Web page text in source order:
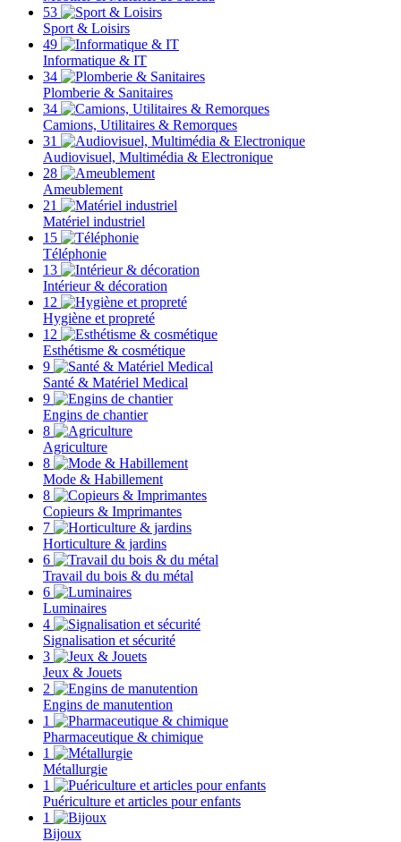
53
Sport & Loisirs
49
Informatique & IT
34
Plomberie & Sanitaires
34
Camions, Utilitaires & Remorques
31
Audiovisuel, Multimédia & Electronique
28
Ameublement
21
Matériel industriel
15
Téléphonie
13
Intérieur & décoration
12
Hygiène et propreté
12
Esthétisme & cosmétique
9
Santé & Matériel Medical
9
Engins de chantier
8
Agriculture
8
Mode & Habillement
8
Copieurs & Imprimantes
7
Horticulture & jardins
6
Travail du bois & du métal
6
Luminaires
4
Signalisation et sécurité
3
Jeux & Jouets
2
Engins de manutention
1
Pharmaceutique & chimique
1
Métallurgie
1
Puériculture et articles pour enfants
1
Bijoux